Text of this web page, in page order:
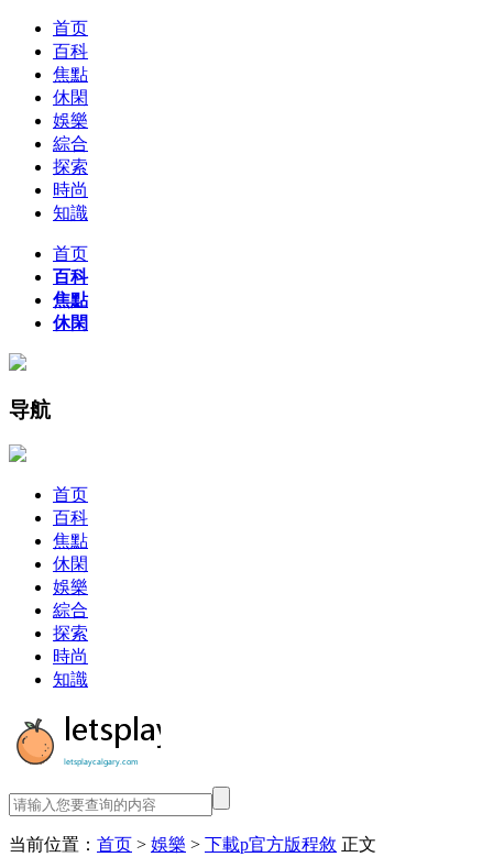
首页
百科
焦點
休閑
娛樂
綜合
探索
時尚
知識
首页
百科
焦點
休閑
导航
首页
百科
焦點
休閑
娛樂
綜合
探索
時尚
知識
当前位置： 首页 > 娛樂 > 下載p官方版程敘 正文